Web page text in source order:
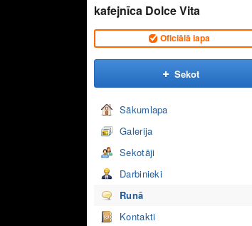
kafejnīca Dolce Vita
Oficiālā lapa
Sekot
Sākumlapa
Galerija
Sekotāji
Darbinieki
Runā
Kontakti